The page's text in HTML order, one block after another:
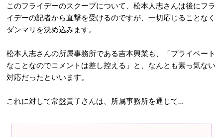
このフライデーのスクープについて、松本人志さんは後にフラ
イデーの記者から直撃を受けるのですが、一切応じることなく
ダンマリを決め込みます。
松本人志さんの所属事務所である吉本興業も、「プライベート
なことなのでコメントは差し控える」と、なんとも素っ気ない
対応だったといいます。
これに対して常盤貴子さんは、所属事務所を通じて…